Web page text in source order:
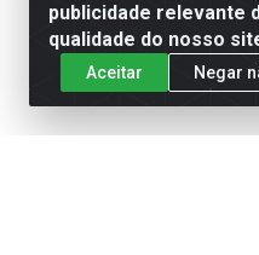
publicidade relevante
qualidade do nosso
Aceitar Negar